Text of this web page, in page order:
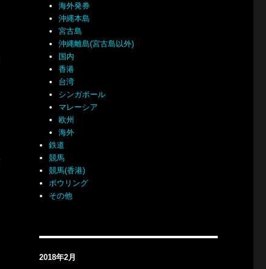
海外発券
沖縄本島
宮古島
沖縄離島(宮古島以外)
国内
香港
台湾
シンガポール
マレーシア
欧州
海外
鉄道
競馬
競馬(香港)
ボウリング
その他
2018年2月